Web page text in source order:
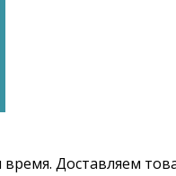
Доставляем